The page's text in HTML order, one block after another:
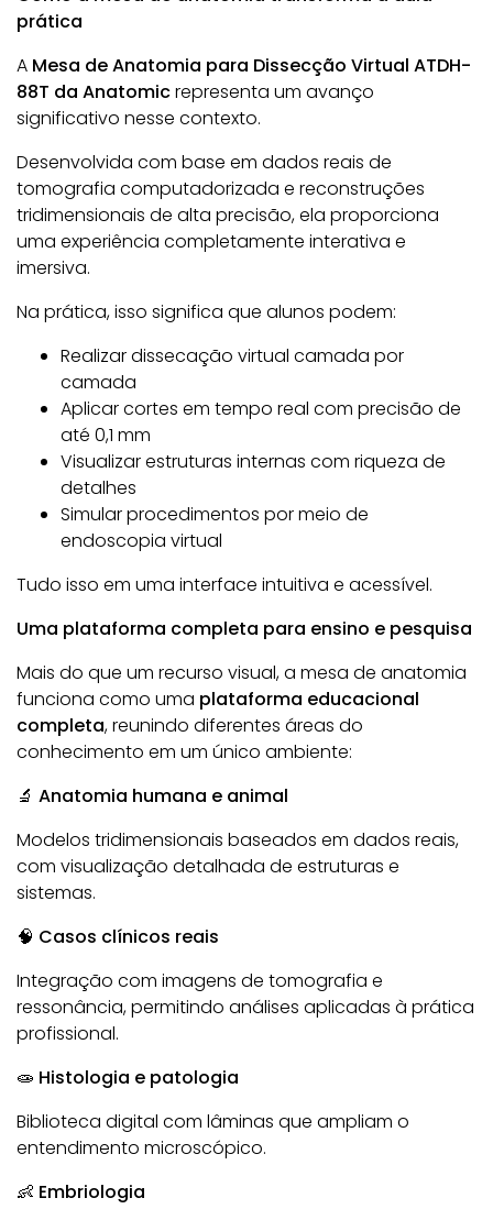
prática
A Mesa de Anatomia para Dissecção Virtual ATDH-
88T da Anatomicrepresenta um avanço
significativo nesse contexto.
Desenvolvida com base em dados reais de
tomografia computadorizada e reconstruções
tridimensionais de alta precisão, ela proporciona
uma experiência completamente interativa e
imersiva.
Na prática, isso significa que alunos podem:
Realizar dissecação virtual camada por
camada
Aplicar cortes em tempo real com precisão de
até 0,1 mm
Visualizar estruturas internas com riqueza de
detalhes
Simular procedimentos por meio de
endoscopia virtual
Tudo isso em uma interface intuitiva e acessível.
Uma plataforma completa para ensino e pesquisa
Mais do que um recurso visual, a mesa de anatomia
funciona como uma plataforma educacional
completa, reunindo diferentes áreas do
conhecimento em um único ambiente:
🔬 Anatomia humana e animal
Modelos tridimensionais baseados em dados reais,
com visualização detalhada de estruturas e
sistemas.
🧠 Casos clínicos reais
Integração com imagens de tomografia e
ressonância, permitindo análises aplicadas à prática
profissional.
🧫 Histologia e patologia
Biblioteca digital com lâminas que ampliam o
entendimento microscópico.
👶 Embriologia